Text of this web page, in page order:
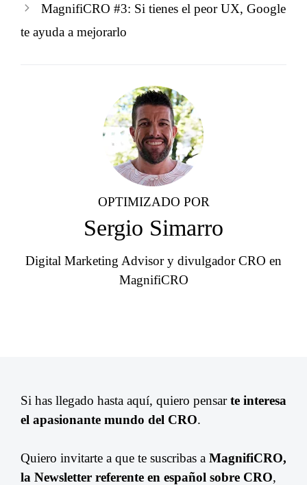
MagnifiCRO #3: Si tienes el peor UX, Google
te ayuda a mejorarlo
OPTIMIZADO POR
Sergio Simarro
Digital Marketing Advisor y divulgador CRO en
MagnifiCRO
Si has llegado hasta aquí, quiero pensarte interesa
el apasionante mundo del CRO.
Quiero invitarte a que te suscribas a MagnifiCRO,
la Newsletter referente en español sobre CRO,